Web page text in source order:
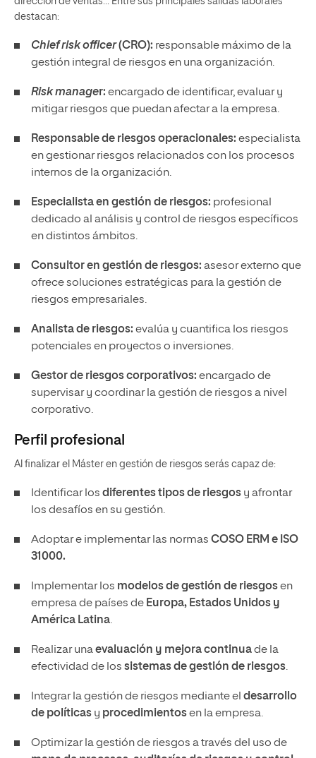
destacan:
Chief risk officer(CRO): responsable máximo de la
gestión integral de riesgos en una organización.
Risk manager: encargado de identificar, evaluar y
mitigar riesgos que puedan afectar a la empresa.
Responsable de riesgos operacionales: especialista
en gestionar riesgos relacionados con los procesos
internos de la organización.
Especialista en gestión de riesgos: profesional
dedicado al análisis y control de riesgos específicos
en distintos ámbitos.
Consultor en gestión de riesgos: asesor externo que
ofrece soluciones estratégicas para la gestión de
riesgos empresariales.
Analista de riesgos: evalúa y cuantifica los riesgos
potenciales en proyectos o inversiones.
Gestor de riesgos corporativos: encargado de
supervisar y coordinar la gestión de riesgos a nivel
corporativo.
Perfil profesional
Al finalizar el Máster en gestión de riesgos serás capaz de:
Identificar los diferentes tipos de riesgos y afrontar
los desafíos en su gestión.
Adoptar e implementar las normas COSO ERM e ISO
31000.
Implementar los modelos de gestión de riesgosen
empresa de países de Europa, Estados Unidos y
América Latina.
Realizar unaevaluación y mejora continuade la
efectividad de los sistemas de gestión de riesgos.
Integrar la gestión de riesgos mediante el desarrollo
de políticas y procedimientosen la empresa.
Optimizar la gestión de riesgos a través del uso de